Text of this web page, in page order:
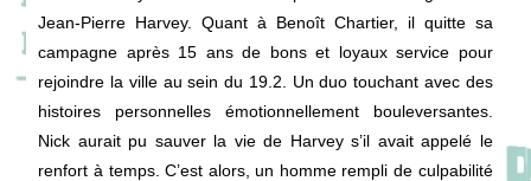
Jean-Pierre Harvey. Quant à Benoît Chartier, il quitte sa
campagne après 15 ans de bons et loyaux service pour
rejoindre la ville au sein du 19.2. Un duo touchant avec des
histoires personnelles émotionnellement bouleversantes.
Nick aurait pu sauver la vie de Harvey s’il avait appelé le
renfort à temps. C’est alors, un homme rempli de culpabilité